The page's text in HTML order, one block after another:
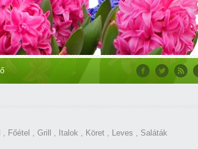
, Főétel , Grill , Italok , Köret , Leves , Saláták